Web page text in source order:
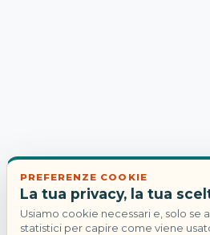
PREFERENZE COOKIE
La tua privacy, la tua
Usiamo cookie necessari e, solo se
statistici per capire come viene